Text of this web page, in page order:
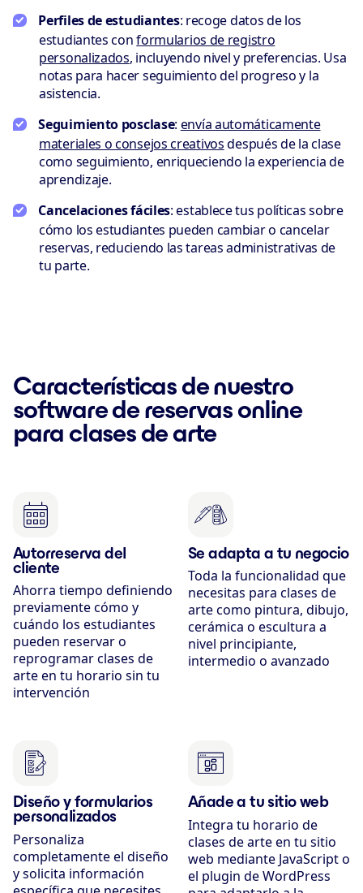
Perfiles de estudiantes: recoge datos de los
estudiantes conformularios de registro
personalizados, incluyendo nivel y preferencias. Usa
notas para hacer seguimiento del progreso y la
asistencia.
Seguimiento posclase: envía automáticamente
materiales o consejos creativosdespués de la clase
como seguimiento, enriqueciendo la experiencia de
aprendizaje.
Cancelaciones fáciles: establece tus políticas sobre
cómo los estudiantes pueden cambiar o cancelar
reservas, reduciendo las tareas administrativas de
tu parte.
Características de nuestro
software de reservas online
para clases de arte
Autorreserva del
cliente
Ahorra tiempo definiendo
previamente cómo y
cuándo los estudiantes
pueden reservar o
reprogramar clases de
arte en tu horario sin tu
intervención
Se adapta a tu negocio
Toda la funcionalidad que
necesitas para clases de
arte como pintura, dibujo,
cerámica o escultura a
nivel principiante,
intermedio o avanzado
Diseño y formularios
personalizados
Personaliza
completamente el diseño
y solicita información
Añade a tu sitio web
Integra tu horario de
clases de arte en tu sitio
web mediante JavaScript o
el plugin de WordPress